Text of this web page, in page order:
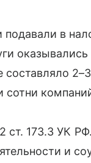
в
составляло
ст. 173.3 УК
и